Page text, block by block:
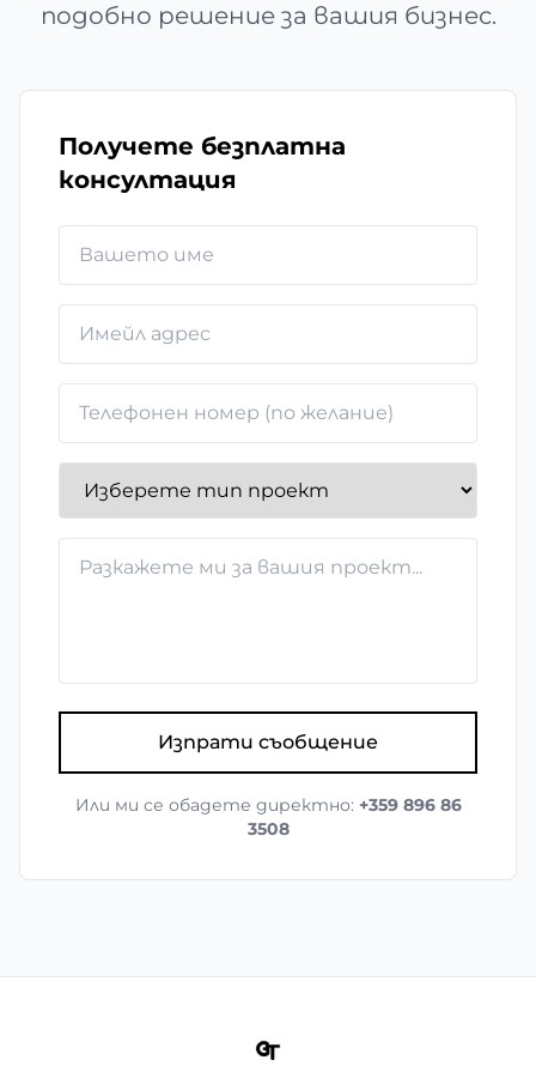
подобно решение за вашия бизнес.
Получете безплатна
консултация
Изпрати съобщение
Или ми се обадете директно: +359 896 86
3508